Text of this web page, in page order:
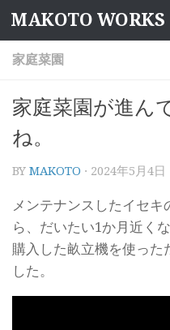
コンテンツへスキップ
MAKOTO WORKS
家庭菜園
家庭菜園が進ん
ね。
BY MAKOTO · 2024年5月4日
メンテナンスしたイセ
ら、だいたい1か月近く
購入した畝立機を使った
した。